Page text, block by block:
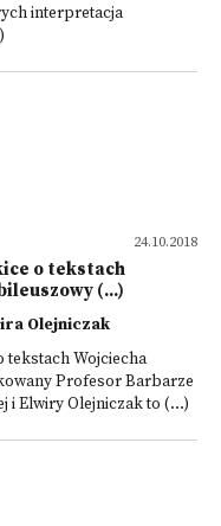
interpretacja
24.10.2018
o tekstach
(...)
Olejniczak
tekstach Wojciecha
Profesor Barbarze
i Elwiry Olejniczak to (...)